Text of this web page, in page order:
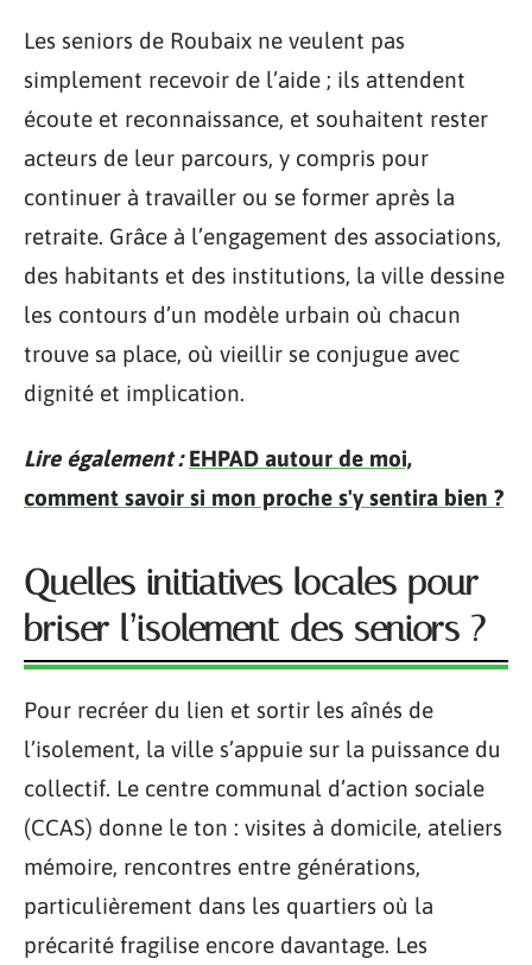
Les seniors de Roubaix ne veulent pas
simplement recevoir de l’aide ; ils attendent
écoute et reconnaissance, et souhaitent rester
acteurs de leur parcours, y compris pour
continuer à travailler ou se former après la
retraite. Grâce à l’engagement des associations,
des habitants et des institutions, la ville dessine
les contours d’un modèle urbain où chacun
trouve sa place, où vieillir se conjugue avec
dignité et implication.
Lire également : EHPAD autour de moi,
comment savoir si mon proche s'y sentira bien ?
Quelles initiatives locales pour
briser l’isolement des seniors ?
Pour recréer du lien et sortir les aînés de
l’isolement, la ville s’appuie sur la puissance du
collectif. Le centre communal d’action sociale
(CCAS) donne le ton : visites à domicile, ateliers
mémoire, rencontres entre générations,
particulièrement dans les quartiers où la
précarité fragilise encore davantage. Les